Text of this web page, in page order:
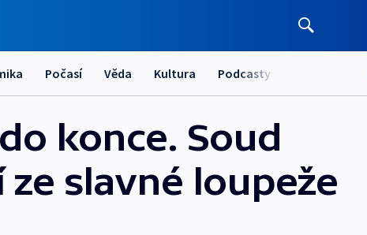
Počasí Věda Kultura Podcasty
konce. Soud
slavné loupeže